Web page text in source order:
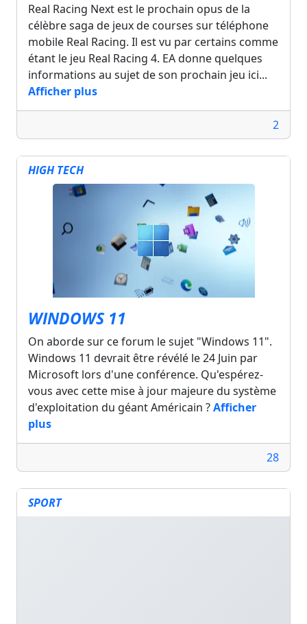
Real Racing Next est le prochain opus de la
célèbre saga de jeux de courses sur téléphone
mobile Real Racing. Il est vu par certains comme
étant le jeu Real Racing 4. EA donne quelques
informations au sujet de son prochain jeu ici...
Afficher plus
2
HIGH TECH
WINDOWS 11
On aborde sur ce forum le sujet "Windows 11".
Windows 11 devrait être révélé le 24 Juin par
Microsoft lors d'une conférence. Qu'espérez-
vous avec cette mise à jour majeure du système
d'exploitation du géant Américain ?Afficher
plus
28
SPORT